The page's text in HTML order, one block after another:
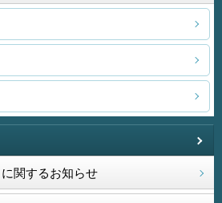
に関するお知らせ